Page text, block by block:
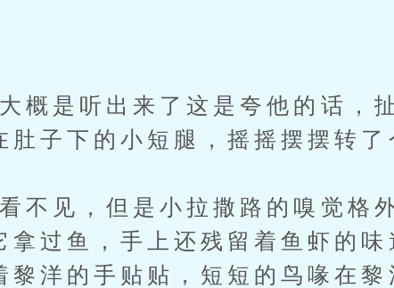
是听出来了这是夸他的话，
肚子下的小短腿，摇摇摆摆转了
见，但是小拉撒路的嗅觉格
拿过鱼，手上还残留着鱼虾的
黎洋的手贴贴，短短的鸟喙在黎